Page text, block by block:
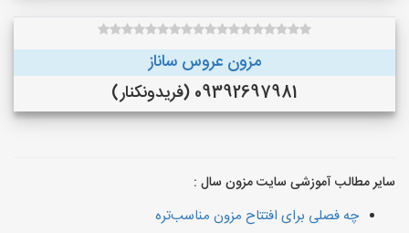
مزون عروس ساناز
09392697981 (فريدونكنار)
سایر مطالب آموزشی سایت مزون سال :
چه فصلی برای افتتاح مزون مناسب‌تره